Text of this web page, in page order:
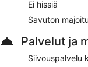
Ei hissiä
Savuton
Palvelut ja
Siivouspalvelu